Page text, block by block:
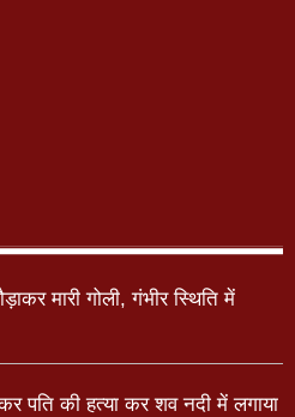
मारी गोली, गंभीर स्थिति में
पति की हत्या कर शव नदी में लगाया